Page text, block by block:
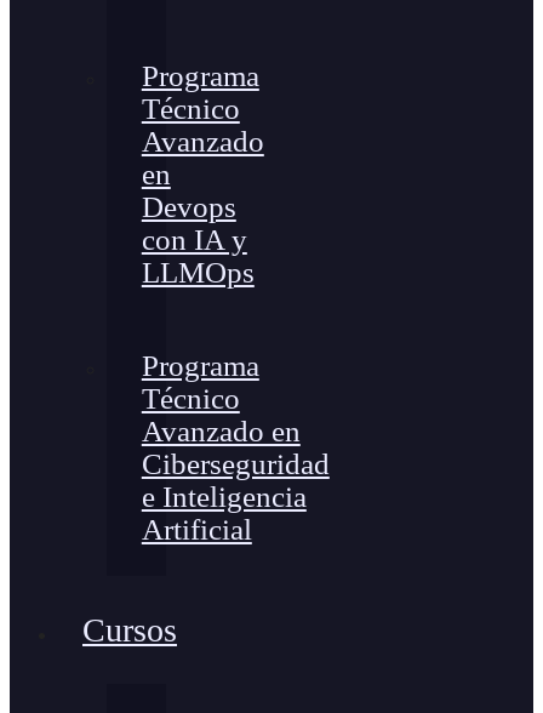
Programa
Técnico
Avanzado
en
Devops
con IA y
LLMOps
Programa
Técnico
Avanzado en
Ciberseguridad
e Inteligencia
Artificial
Cursos